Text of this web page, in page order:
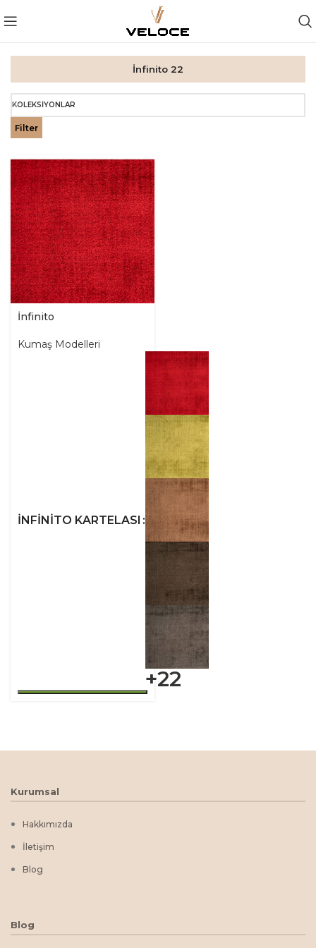
İnfinito 22
KOLEKSIYONLAR
Filter
İnfinito
Kumaş Modelleri
İNFINITO KARTELASI
+22
Kurumsal
Hakkımızda
İletişim
Blog
Blog